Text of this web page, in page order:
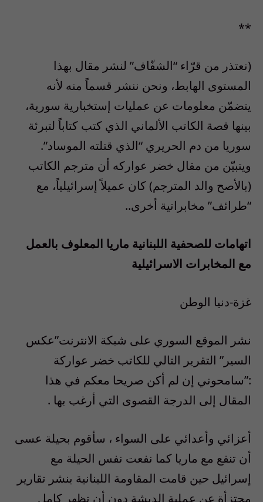
**
(نعتذر من قرّاء “الشفّاف” لنشر مقال بهذا
المستوى الهابط، ونحن ننشر قسماً منه لأنه
يتضمّن معلومات عن عمليات إستخبارية سورية،
بينها قصة الكاتب الألماني الذي كتب كتاباً لتبرئة
سوريا من دم الحريري “الذي قتلته الموساد”.
ويتبيّن من مقال خضر عواركه أن مترجم الكاتب
(بالأصح والد المترجم) كان عميلاً إسرائيلياً، مع
“طرائف” مخابراتية أخرى..
اتهامات للصحفية اللبنانية ماريا المعلوف بالعمل
مع المخابرات الاسرائيلية
غزة-دنيا الوطن
نشر الموقع السوري على شبكة الانترنت”عكس
السير” التقرير التالي للكاتب خضر عواركة
:”سامحوني إن لم أكن صريحا معكم في هذا
المقال إلى الدرجة القصوى التي أرغب بها .
أعزائي وأعدائي على السواء ، سأقوم بحيلة عسى
أن تنفع مع ماريا كما نفعت نفس الحيلة مع
إسرائيل حين قامت المقاومة اللبنانية بنشر تقارير
مجتزأة عن عملية الدبشة دون أن تظهر كامل